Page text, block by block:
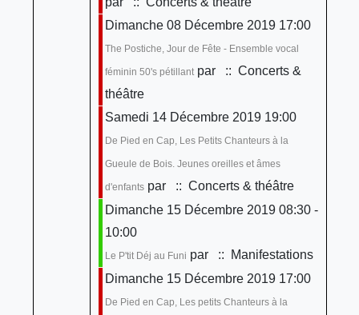
Dimanche 08 Décembre 2019 17:00
The Postiche, Jour de Fête - Ensemble vocal
féminin 50's pétillantpar
:: Concerts &
théâtre
Samedi 14 Décembre 2019 19:00
De Pied en Cap, Les Petits Chanteurs à la
Gueule de Bois. Jeunes oreilles et âmes
d'enfantspar
:: Concerts & théâtre
Dimanche 15 Décembre 2019 08:30 -
10:00
Le P'tit Déj au Funi par
:: Manifestations
Dimanche 15 Décembre 2019 17:00
De Pied en Cap, Les petits Chanteurs à la